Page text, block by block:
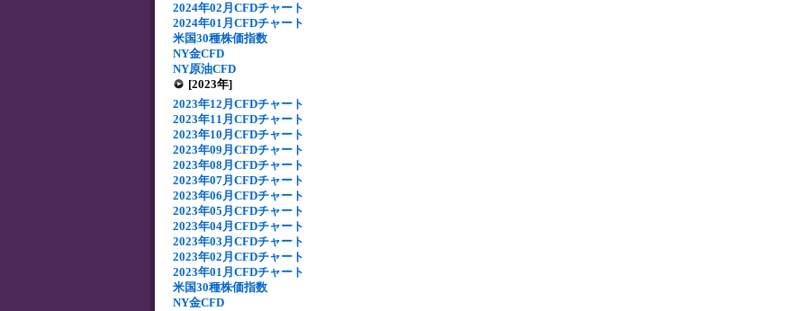
2024年02月CFDチャート
2024年01月CFDチャート
米国30種株価指数
NY金CFD
NY原油CFD
[2023年]
2023年12月CFDチャート
2023年11月CFDチャート
2023年10月CFDチャート
2023年09月CFDチャート
2023年08月CFDチャート
2023年07月CFDチャート
2023年06月CFDチャート
2023年05月CFDチャート
2023年04月CFDチャート
2023年03月CFDチャート
2023年02月CFDチャート
2023年01月CFDチャート
米国30種株価指数
NY金CFD